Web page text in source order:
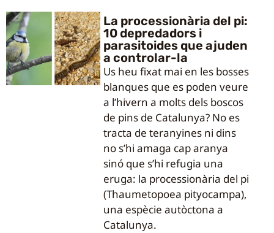
La processionària del pi:
10 depredadors i
parasitoides que ajuden
a controlar-la
Us heu fixat mai en les bosses
blanques que es poden veure
a l’hivern a molts dels boscos
de pins de Catalunya? No es
tracta de teranyines ni dins
no s’hi amaga cap aranya
sinó que s’hi refugia una
eruga: la processionària del pi
(Thaumetopoea pityocampa),
una espècie autòctona a
Catalunya.